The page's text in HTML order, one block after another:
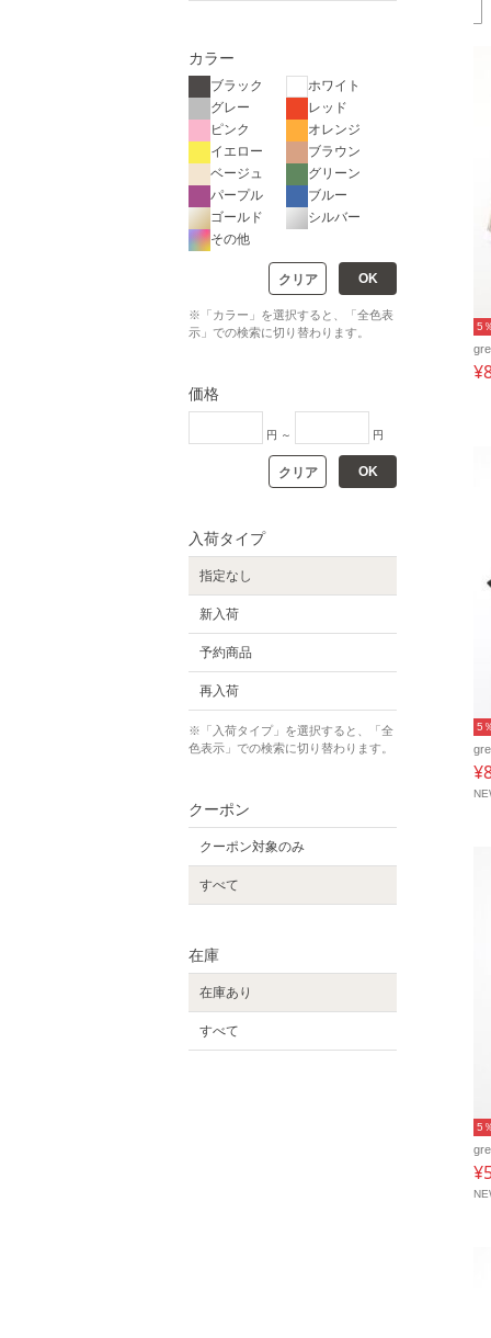
5
5
5
カラー
ブラック
ホワイト
グレー
レッド
ピンク
オレンジ
イエロー
ブラウン
ベージュ
グリーン
パープル
ブルー
ゴールド
シルバー
その他
クリア OK
※「カラー」を選択すると、「全色表
示」での検索に切り替わります。
価格
円 ～ 円
クリア OK
入荷タイプ
指定なし
新入荷
予約商品
再入荷
※「入荷タイプ」を選択すると、「全
色表示」での検索に切り替わります。
クーポン
クーポン対象のみ
すべて
在庫
在庫あり
すべて